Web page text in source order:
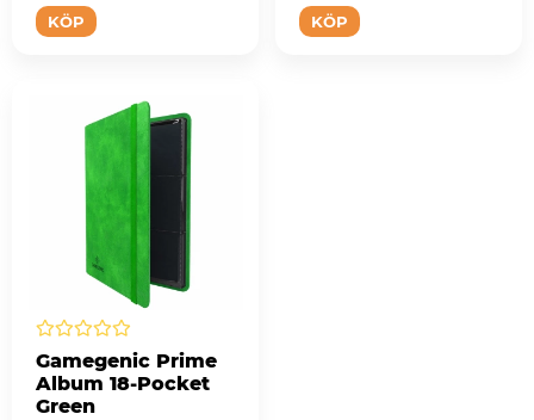
KÖP KÖP
Gamegenic Prime
Album 18-Pocket
Green